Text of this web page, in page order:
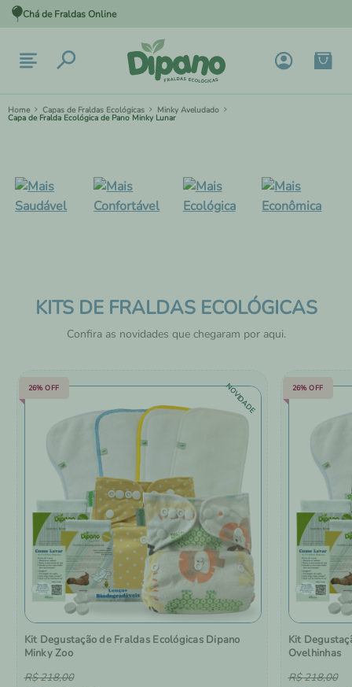
Chá de Fraldas Online
Capas de Fraldas Ecológicas Minky Aveludado
Capa de Fralda Ecológica de Pano Minky Lunar
KITS DE FRALDAS ECOLÓGICAS
Confira as novidades que chegaram por aqui.
26% OFF NOVIDADE
Kit Degustação de Fraldas Ecológicas Dipano
Minky Zoo
R$218,00
26% OFF
Kit
Ovelhinhas
R$218,00